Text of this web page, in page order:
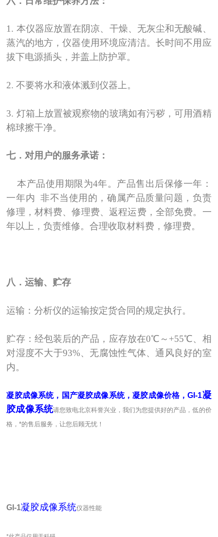
1. 本仪器应放置在阴凉、干燥、无灰尘和无酸碱、
蒸汽的地方，仪器使用环境应清洁。长时间不用应
拔下电源插头，并盖上防护罩。
2.不要将水和液体溅到仪器上。
3. 灯箱上放置被观察物的玻璃如有污秽，可用酒精
棉球擦干净。
七．对用户的服务承诺：
本产品使用期限为4年。产品售出后保修一年：
一年内 非不当使用的，确属产品质量问题，负责
修理，材料费、修理费、返程运费，全部免费。一
年以上，负责维修。合理收取材料费，修理费。
八．运输、贮存
运输：分析仪的运输按定货合同的规定执行。
贮存：经包装后的产品，应存放在0℃ ～ +55℃、相
对湿度不大于93%、无腐蚀性气体、通风良好的室
内。
凝胶成像系统，国产凝胶成像系统，凝胶成像价格，GI-1凝
胶成像系统请您致电北京科誉兴业，我们为您提供好的产品，低的价
格，*的售后服务，让您后顾无忧！
GI-1凝胶成像系统仪器性能